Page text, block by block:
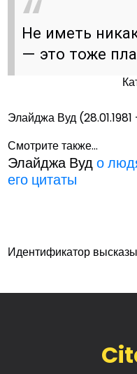
Не иметь
— это тоже
Элайджа Вуд
Смотрите также...
Элайджа Вудо
его цитаты
Идентификатор